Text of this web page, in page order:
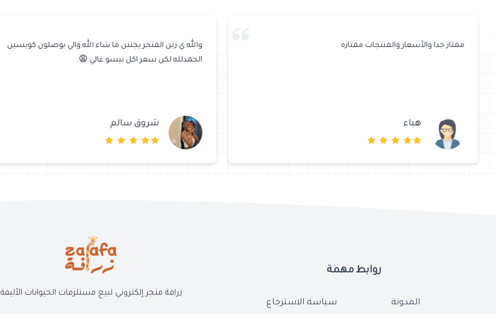
ممتاز جدا والأسعار والمنتجات ممتازه
هياء
والله ي زين المتجر يجننن ما شاء الله والي يوصلون كويسين
الحمدلله لكن سعر اكل بيسو غالي 😩.
شروق سالم
روابط مهمة
المدونة سياسة الاسترجاع
زرافة متجر إلكتروني لبيع مستلزمات الحيوانات الأليفة